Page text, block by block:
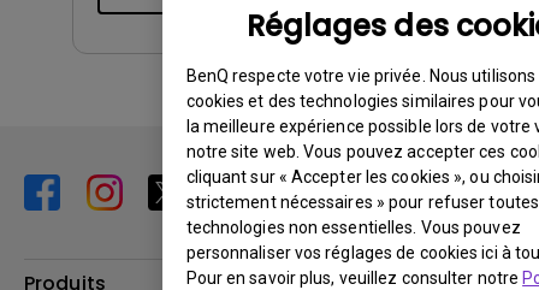
Réglages des
BenQ respecte votre vie privée. Nous utilisons
cookies et des technologies similaires pour
la meilleure expérience possible lors de votre
notre site web. Vous pouvez accepter ces
cliquant sur « Accepter les cookies », ou
strictement nécessaires » pour refuser
technologies non essentielles. Vous pouvez
personnaliser vos réglages de cookies ici à
Pour en savoir plus, veuillez consulter notre
Produits